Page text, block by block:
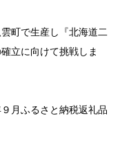
町で生産し『北海道二
立に向けて挑戦しま
月ふるさと納税返礼品